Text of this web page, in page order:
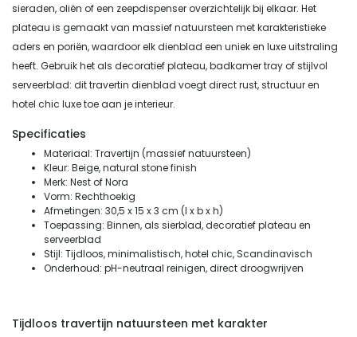
sieraden, oliën of een zeepdispenser overzichtelijk bij elkaar. Het
plateau is gemaakt van massief natuursteen met karakteristieke
aders en poriën, waardoor elk dienblad een uniek en luxe uitstraling
heeft. Gebruik het als decoratief plateau, badkamer tray of stijlvol
serveerblad: dit travertin dienblad voegt direct rust, structuur en
hotel chic luxe toe aan je interieur.
Specificaties
Materiaal: Travertijn (massief natuursteen)
Kleur: Beige, natural stone finish
Merk: Nest of Nora
Vorm: Rechthoekig
Afmetingen: 30,5 x 15 x 3 cm (l x b x h)
Toepassing: Binnen, als sierblad, decoratief plateau en
serveerblad
Stijl: Tijdloos, minimalistisch, hotel chic, Scandinavisch
Onderhoud: pH-neutraal reinigen, direct droogwrijven
Tijdloos travertijn natuursteen met karakter